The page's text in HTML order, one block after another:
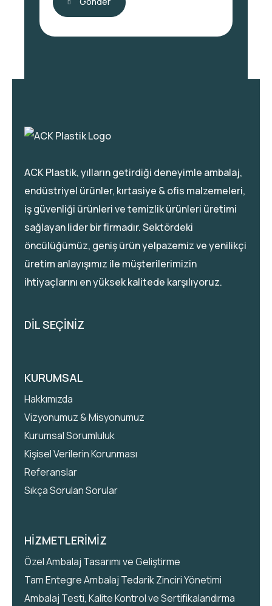
ACK Plastik, yılların getirdiği deneyimle ambalaj,
endüstriyel ürünler, kırtasiye & ofis malzemeleri,
iş güvenliği ürünleri ve temizlik ürünleri üretimi
sağlayan lider bir firmadır. Sektördeki
öncülüğümüz, geniş ürün yelpazemiz ve yenilikçi
üretim anlayışımız ile müşterilerimizin
ihtiyaçlarını en yüksek kalitede karşılıyoruz.
DİL SEÇİNİZ
KURUMSAL
Hakkımızda
Vizyonumuz & Misyonumuz
Kurumsal Sorumluluk
Kişisel Verilerin Korunması
Referanslar
Sıkça Sorulan Sorular
HİZMETLERİMİZ
Özel Ambalaj Tasarımı ve Geliştirme
Tam Entegre Ambalaj Tedarik Zinciri Yönetimi
Ambalaj Testi, Kalite Kontrol ve Sertifikalandırma